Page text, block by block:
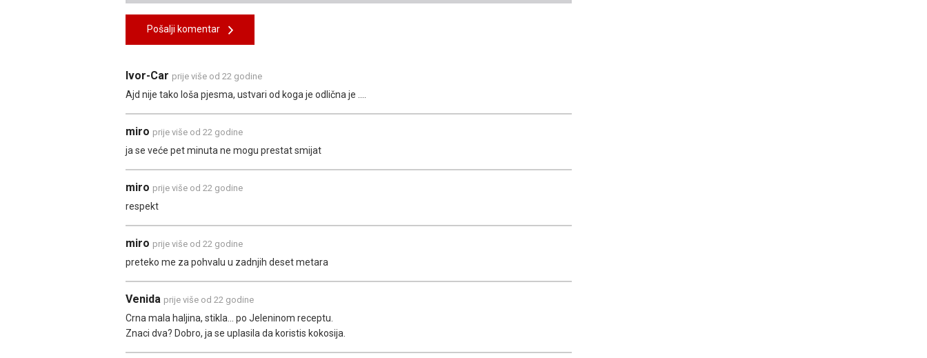
Pošalji komentar
Ivor-Car prije više od 22 godine
Ajd nije tako loša pjesma, ustvari od koga je odlična je ....
miro prije više od 22 godine
ja se veće pet minuta ne mogu prestat smijat
miro prije više od 22 godine
respekt
miro prije više od 22 godine
preteko me za pohvalu u zadnjih deset metara
Venida prije više od 22 godine
Crna mala haljina, stikla... po Jeleninom receptu.
Znaci dva? Dobro, ja se uplasila da koristis kokosija.